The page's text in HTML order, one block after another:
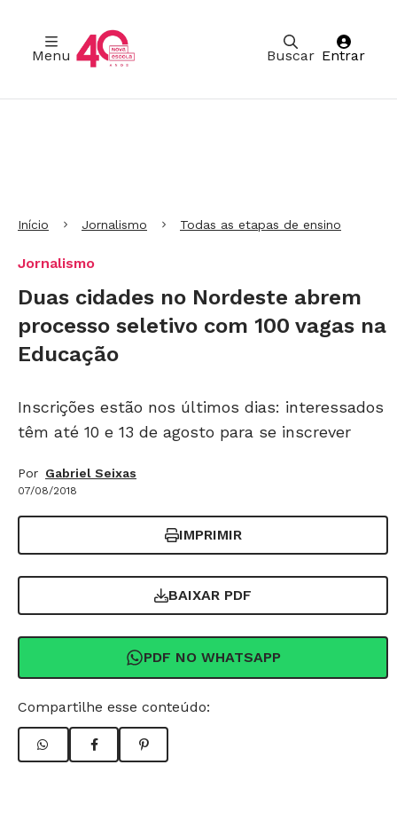
Buscar
Menu Entrar
Início Jornalismo Todas as etapas de ensino
Jornalismo
Duas cidades no Nordeste abrem
processo seletivo com 100 vagas na
Educação
Inscrições estão nos últimos dias: interessados
têm até 10 e 13 de agosto para se inscrever
Por Gabriel Seixas
07/08/2018
IMPRIMIR
BAIXAR PDF
PDF NO WHATSAPP
Compartilhe esse conteúdo: